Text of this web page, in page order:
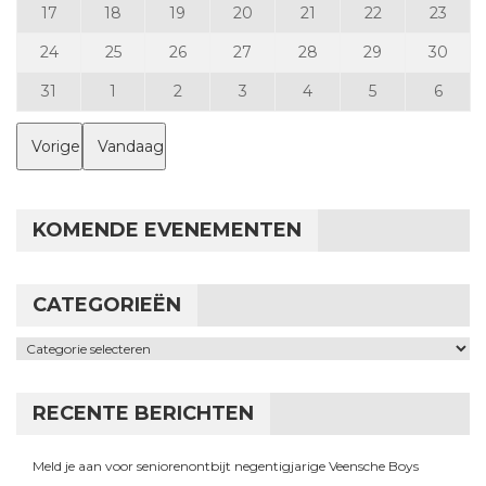
1717 augustus 2026
18 18 augustus 2026
19 19 augustus 2026
2020 augustus 2026
21 21 augustus 2026
2222 augustus
2323
2424 augustus 2026
2525 augustus 2026
2626 augustus 2026
27 27 augustus 2026
2828 augustus 2026
29 29 augustus
3030
31 31 augustus 2026
1 1 september 2026
22 september 2026
33 september 2026
44 september 2026
55 september
66
Vorige Vandaag
KOMENDE EVENEMENTEN
CATEGORIEËN
Categorieën
RECENTE BERICHTEN
Meld je aan voor seniorenontbijt negentigjarige Veensche Boys